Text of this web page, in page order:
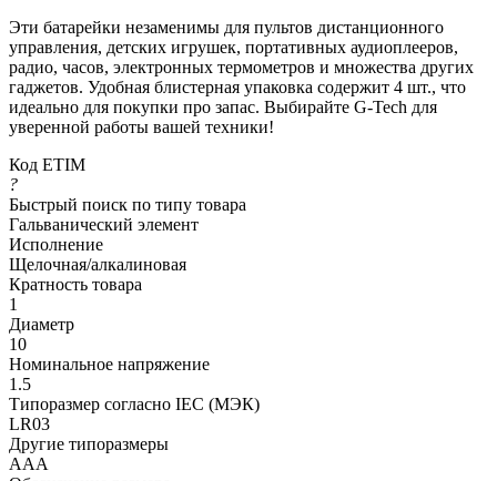
Эти батарейки незаменимы для пультов дистанционного
управления, детских игрушек, портативных аудиоплееров,
радио, часов, электронных термометров и множества других
гаджетов. Удобная блистерная упаковка содержит 4 шт., что
идеально для покупки про запас. Выбирайте G-Tech для
уверенной работы вашей техники!
Код ETIM
?
Быстрый поиск по типу товара
Гальванический элемент
Исполнение
Щелочная/алкалиновая
Кратность товара
1
Диаметр
10
Номинальное напряжение
1.5
Типоразмер согласно IEC (МЭК)
LR03
Другие типоразмеры
AAA